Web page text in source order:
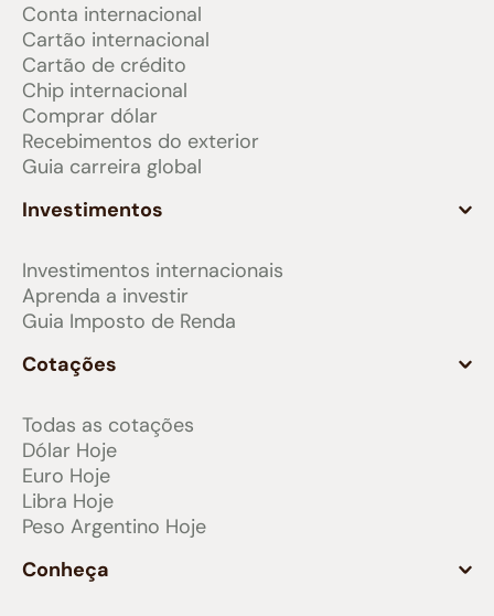
Conta internacional
Cartão internacional
Cartão de crédito
Chip internacional
Comprar dólar
Recebimentos do exterior
Guia carreira global
Investimentos
Investimentos internacionais
Aprenda a investir
Guia Imposto de Renda
Cotações
Todas as cotações
Dólar Hoje
Euro Hoje
Libra Hoje
Peso Argentino Hoje
Conheça